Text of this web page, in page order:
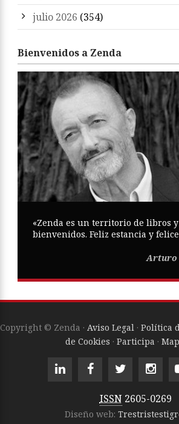
julio 2026 (354)
Bienvenidos a Zenda
«Zenda es un territorio de libros y
bienvenidos. Feliz estancia y
Arturo
Copyright © Zenda · Aviso Legal · Política
de Cookies · Participa ·
ISSN 2605-0269
Diseño web: